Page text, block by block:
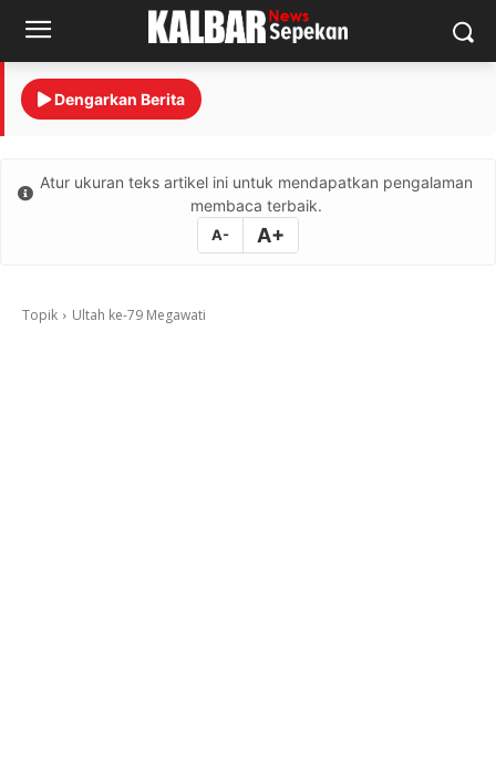
Dengarkan Berita
Atur ukuran teks artikel ini untuk mendapatkan pengalaman
membaca terbaik.
A- A+
Topik Ultah ke-79 Megawati